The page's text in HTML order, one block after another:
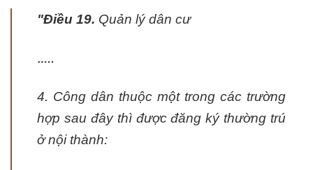
"Điều 19. Quản lý dân cư
…..
4. Công dân thuộc một trong các trường
hợp sau đây thì được đăng ký thường trú
ở nội thành: